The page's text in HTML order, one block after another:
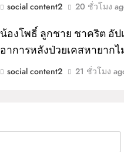
social content2
20 ชั่วโมง
น้องโพธิ์ ลูกชาย ชาคริต อัป
อาการหลังป่วยเคสหายากไ
social content2
21 ชั่วโมง